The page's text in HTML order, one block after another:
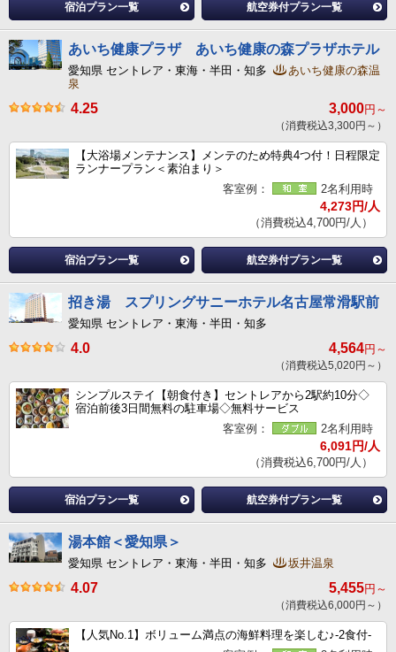
宿泊プラン一覧 航空券付プラン一覧
あいち健康プラザ あいち健康の森プラザホテル
愛知県 セントレア・東海・半田・知多
あいち健康の森温
泉
4.25 3,000円～
（消費税込3,300円～）
【大浴場メンテナンス】メンテのため特典4つ付！日程限定
ランナープラン＜素泊まり＞
客室例：
2名利用時
4,273円/人
（消費税込4,700円/人）
宿泊プラン一覧 航空券付プラン一覧
招き湯 スプリングサニーホテル名古屋常滑駅前
愛知県 セントレア・東海・半田・知多
4.0 4,564円～
（消費税込5,020円～）
シンプルステイ【朝食付き】セントレアから2駅約10分◇
宿泊前後3日間無料の駐車場◇無料サービス
客室例：
2名利用時
6,091円/人
（消費税込6,700円/人）
宿泊プラン一覧 航空券付プラン一覧
湯本館＜愛知県＞
愛知県 セントレア・東海・半田・知多 坂井温泉
4.07 5,455円～
（消費税込6,000円～）
【人気No.1】ボリューム満点の海鮮料理を楽しむ♪-2食付-